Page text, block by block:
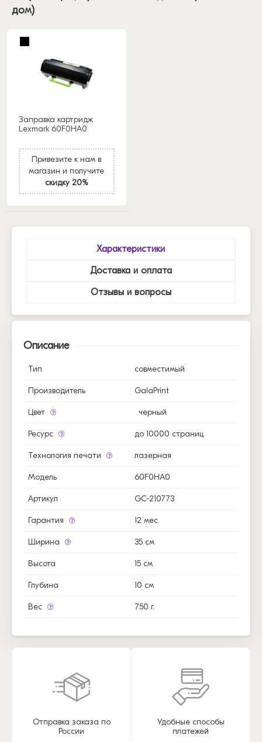
дом)
Заправка картридж
Lexmark 60F0HA0
Привезите к нам в
магазин и получите
скидку 20%
Характеристики
Доставка и оплата
Отзывы и вопросы
Описание
Тип совместимый
Производитель GalaPrint
Цвет черный
Ресурс до 10000 страниц
Технология печати лазерная
Модель 60F0HA0
Артикул GC-210773
Гарантия 12 мес.
Ширина 35 см
Высота 15 см
Глубина 10 см
Вес 750 г.
Отправка заказа по
России
Удобные способы
платежей